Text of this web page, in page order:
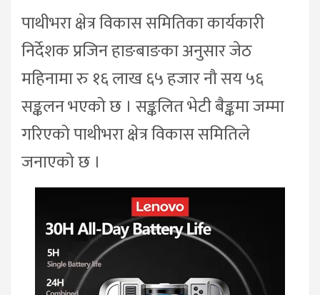
पाथीभरा क्षेत्र विकास समितिका कार्यकारी
निर्देशक प्रजिन हाङबाङका अनुसार जेठ
महिनामा रु १६ लाख ६५ हजार नौ सय ५६
सङ्कलन भएको छ । सङ्कलित भेटी बैङ्कमा जम्मा
गरिएको पाथीभरा क्षेत्र विकास समितिले
जनाएको छ ।